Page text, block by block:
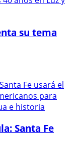
su tema
Santa Fe